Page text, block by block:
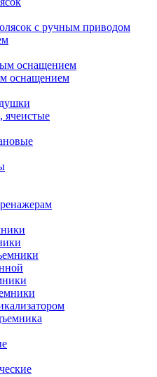
с ручным приводом
оснащением
оснащением